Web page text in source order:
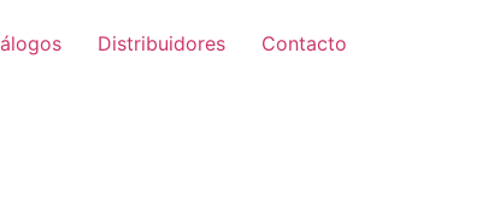
Distribuidores Contacto